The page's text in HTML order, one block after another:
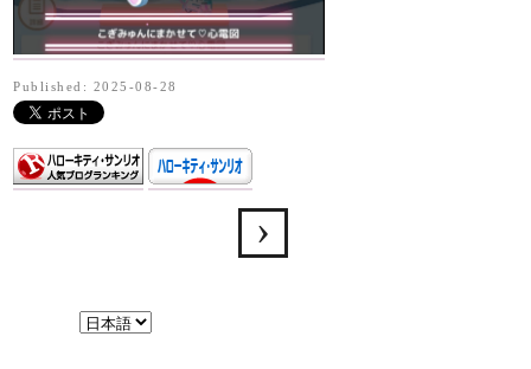
Published: 2025-08-28
言